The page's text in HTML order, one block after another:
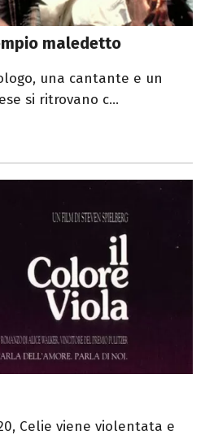
maledetto
una cantante e un
si ritrovano c...
Celie viene violentata e